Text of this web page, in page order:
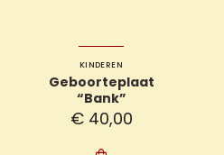
KINDEREN
Geboorteplaat
“Bank”
€40,00